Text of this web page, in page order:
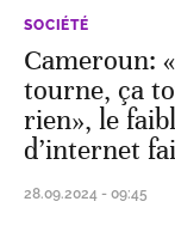
SOCIÉTÉ
Cameroun:
tourne, ça
rien», le
d’internet
28.09.2024 - 09:45